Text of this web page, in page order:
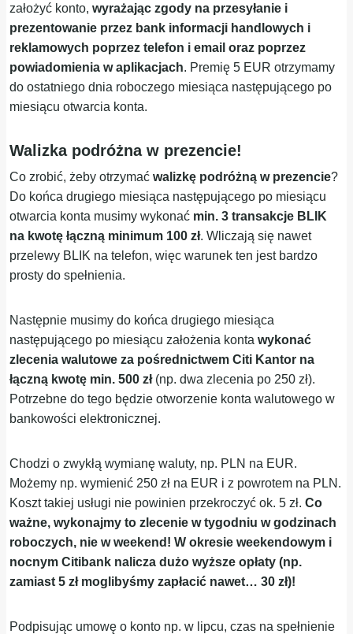
założyć konto,wyrażając zgody na przesyłanie i
prezentowanie przez bank informacji handlowych i
reklamowych poprzez telefon i email oraz poprzez
powiadomienia w aplikacjach. Premię 5 EUR otrzymamy
do ostatniego dnia roboczego miesiąca następującego po
miesiącu otwarcia konta.
Walizka podróżna w prezencie!
Co zrobić, żeby otrzymaćwalizkę podróżną w prezencie?
Do końca drugiego miesiąca następującego po miesiącu
otwarcia konta musimy wykonać min. 3 transakcje BLIK
na kwotę łączną minimum 100 zł. Wliczają się nawet
przelewy BLIK na telefon, więc warunek ten jest bardzo
prosty do spełnienia.
Następnie musimy do końca drugiego miesiąca
następującego po miesiącu założenia kontawykonać
zlecenia walutowe za pośrednictwem Citi Kantor na
łączną kwotę min. 500 zł(np. dwa zlecenia po 250 zł).
Potrzebne do tego będzie otworzenie konta walutowego w
bankowości elektronicznej.
Chodzi o zwykłą wymianę waluty, np. PLN na EUR.
Możemy np. wymienić 250 zł na EUR i z powrotem na PLN.
Koszt takiej usługi nie powinien przekroczyć ok. 5 zł.Co
ważne, wykonajmy to zlecenie w tygodniu w godzinach
roboczych, nie w weekend! W okresie weekendowym i
nocnym Citibank nalicza dużo wyższe opłaty (np.
zamiast 5 zł moglibyśmy zapłacić nawet… 30 zł)!
Podpisując umowę o konto np. w lipcu, czas na spełnienie